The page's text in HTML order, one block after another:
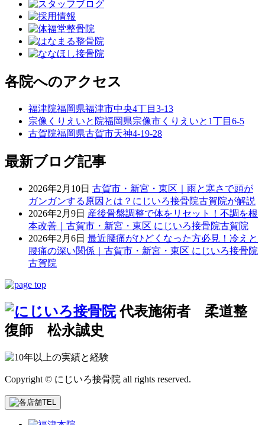
各院へのアクセス
福津院福岡県福津市中央4丁目3-13
宗像くりえいと院福岡県宗像市くりえいと1丁目6-5
古賀院福岡県古賀市天神4-19-28
最新ブログ記事
2026年2月10日 古賀市・新宮・東区｜雨と寒さで頭が
ガンガンする原因とは？にじいろ接骨院古賀院が解説
2026年2月9日 産後骨盤調整で体をリセット！不調を根
本改善｜古賀市・新宮・東区 にじいろ接骨院古賀院
2026年2月6日 最近腰痛がひどくなった方必見！冷えと
腰痛の深い関係｜古賀市・新宮・東区 にじいろ接骨院
古賀院
代表施術者 柔道整
復師 松永誠史
Copyright © にじいろ接骨院 all rights reserved.